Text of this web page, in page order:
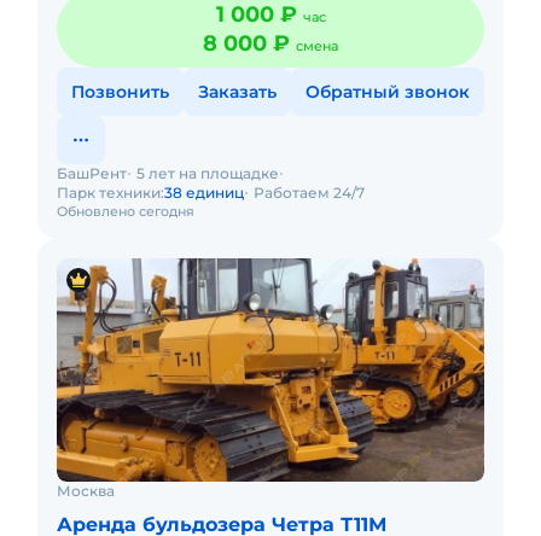
1 000 ₽ час
8 000 ₽ смена
Позвонить Заказать Обратный звонок
Обновлено сегодня
БашРент 5 лет на площадке
Парк техники:38 единиц Работаем 24/7
Москва
Аренда бульдозера Четра Т11М